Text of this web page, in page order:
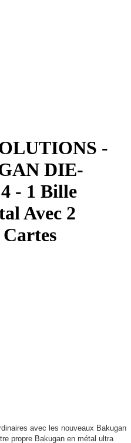
-
DIE-
- 1 Bille
Avec 2
avec les nouveaux Bakugan
propre Bakugan en métal ultra